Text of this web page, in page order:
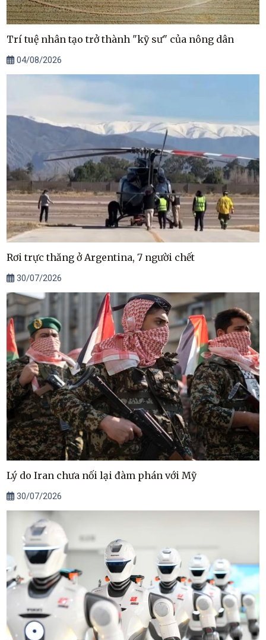
Trí tuệ nhân tạo trở thành "kỹ sư" của nông dân
04/08/2026
Rơi trực thăng ở Argentina, 7 người chết
30/07/2026
Lý do Iran chưa nối lại đàm phán với Mỹ
30/07/2026